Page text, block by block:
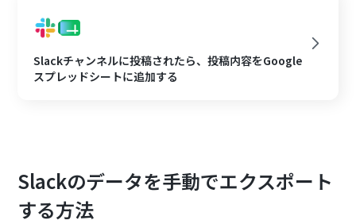
Slackチャンネルに投稿されたら、投稿内容をGoogle
スプレッドシートに追加する
Slackのデータを手動でエクスポート
する方法